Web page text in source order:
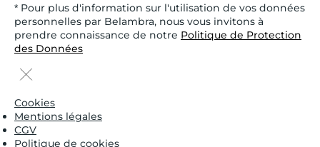
* Pour plus d'information sur l'utilisation de vos données
personnelles par Belambra, nous vous invitons à
prendre connaissance de notre Politique de Protection
des Données
Cookies
Mentions légales
CGV
Politique de cookies